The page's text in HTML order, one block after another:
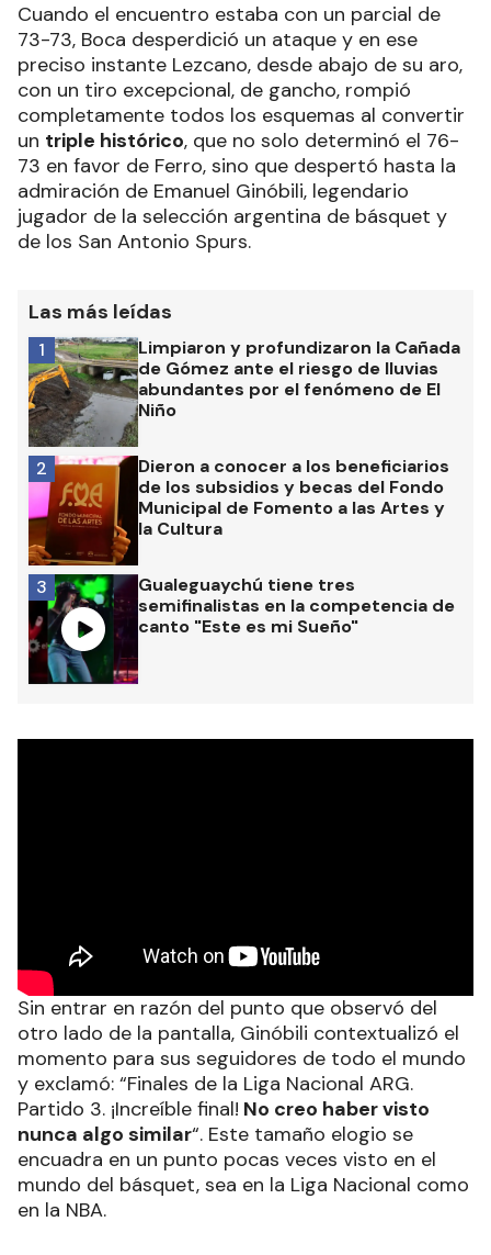
Cuando el encuentro estaba con un parcial de
73-73, Boca desperdició un ataque y en ese
preciso instante Lezcano, desde abajo de su aro,
con un tiro excepcional, de gancho, rompió
completamente todos los esquemas al convertir
un triple histórico, que no solo determinó el 76-
73 en favor de Ferro, sino que despertó hasta la
admiración de Emanuel Ginóbili, legendario
jugador de la selección argentina de básquet y
de los San Antonio Spurs.
Las más leídas
Limpiaron y profundizaron la Cañada
de Gómez ante el riesgo de lluvias
abundantes por el fenómeno de El
Niño
1
Dieron a conocer a los beneficiarios
de los subsidios y becas del Fondo
Municipal de Fomento a las Artes y
la Cultura
2
Gualeguaychú tiene tres
semifinalistas en la competencia de
canto "Este es mi Sueño"
3
Sin entrar en razón del punto que observó del
otro lado de la pantalla, Ginóbili contextualizó el
momento para sus seguidores de todo el mundo
y exclamó: “Finales de la Liga Nacional ARG.
Partido 3. ¡Increíble final! No creo haber visto
nunca algo similar“. Este tamaño elogio se
encuadra en un punto pocas veces visto en el
mundo del básquet, sea en la Liga Nacional como
en la NBA.